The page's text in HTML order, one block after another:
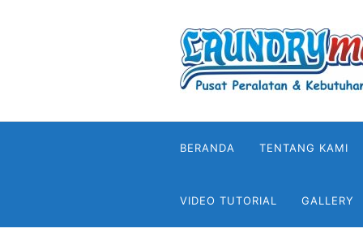
BERANDA TENTANG KAMI
VIDEO TUTORIAL GALLERY